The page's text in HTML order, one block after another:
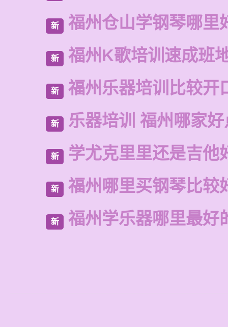
新 福州仓山学钢琴哪里
新 福州K歌培训速成班
新 福州乐器培训比较开
新 乐器培训 福州哪家
新 学尤克里里还是吉他
新 福州哪里买钢琴比较
新 福州学乐器哪里最好